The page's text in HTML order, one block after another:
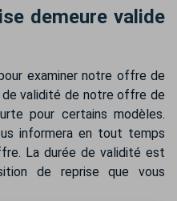
demeure valide
examiner notre offre de
de validité de notre offre de
pour certains modèles.
informera en tout temps
La durée de validité est
de reprise que vous